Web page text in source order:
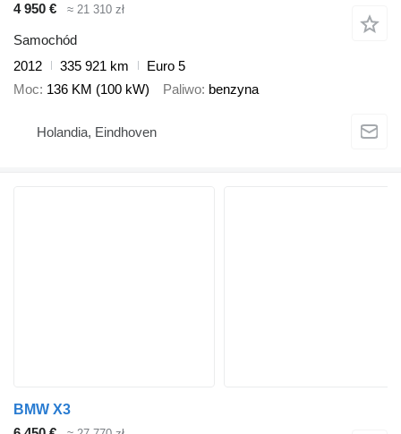
4 950 €
≈ 21 310 zł
Samochód
2012
335 921 km
Euro 5
Moc 136 KM (100 kW) Paliwo benzyna
Holandia, Eindhoven
BMW X3